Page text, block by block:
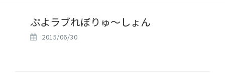
ぷよラブれぼりゅ～しょん
2015/06/30